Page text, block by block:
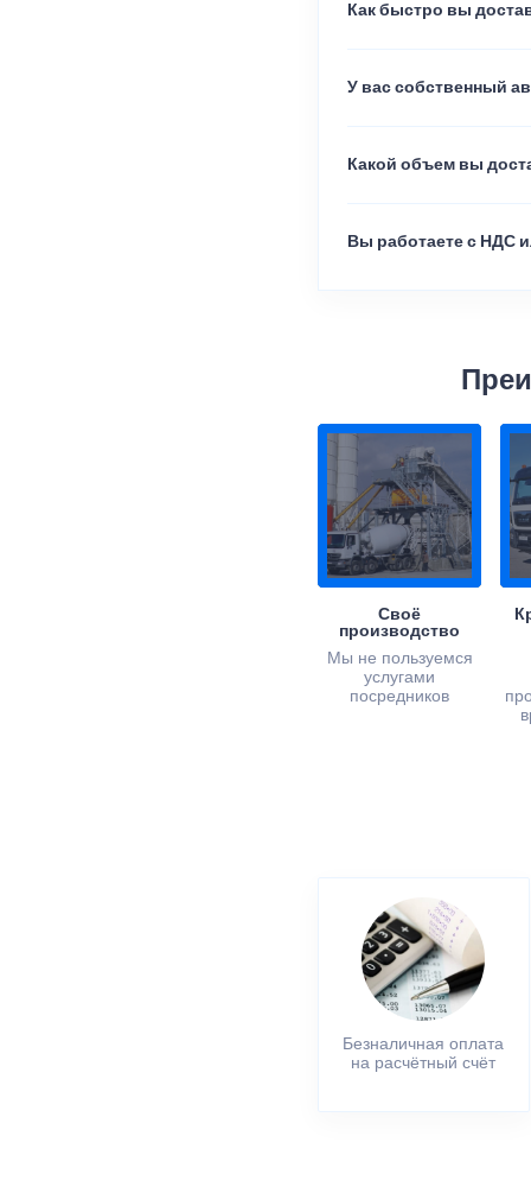
Как быстро вы
У вас собственный
Какой объем вы
Вы работаете с НДС
Своё
производство
Мы не пользуемся
услугами
посредников
Безналичная оплата
на расчётный счёт